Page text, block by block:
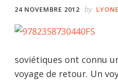
24 NOVEMBRE 2012 by
soviétiques ont connu
voyage de retour. Un